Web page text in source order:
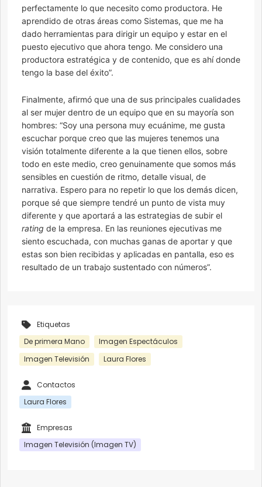
perfectamente lo que necesito como productora. He
aprendido de otras áreas como Sistemas, que me ha
dado herramientas para dirigir un equipo y estar en el
puesto ejecutivo que ahora tengo. Me considero una
productora estratégica y de contenido, que es ahí donde
tengo la base del éxito”.
Finalmente, afirmó que una de sus principales cualidades
al ser mujer dentro de un equipo que en su mayoría son
hombres: “Soy una persona muy ecuánime, me gusta
escuchar porque creo que las mujeres tenemos una
visión totalmente diferente a la que tienen ellos, sobre
todo en este medio, creo genuinamente que somos más
sensibles en cuestión de ritmo, detalle visual, de
narrativa. Espero para no repetir lo que los demás dicen,
porque sé que siempre tendré un punto de vista muy
diferente y que aportará a las estrategias de subir el
rating de la empresa. En las reuniones ejecutivas me
siento escuchada, con muchas ganas de aportar y que
estas son bien recibidas y aplicadas en pantalla, eso es
resultado de un trabajo sustentado con números”.
Etiquetas
De primera Mano
Imagen Espectáculos
Imagen Televisión
Laura Flores
Contactos
Laura Flores
Empresas
Imagen Televisión (Imagen TV)